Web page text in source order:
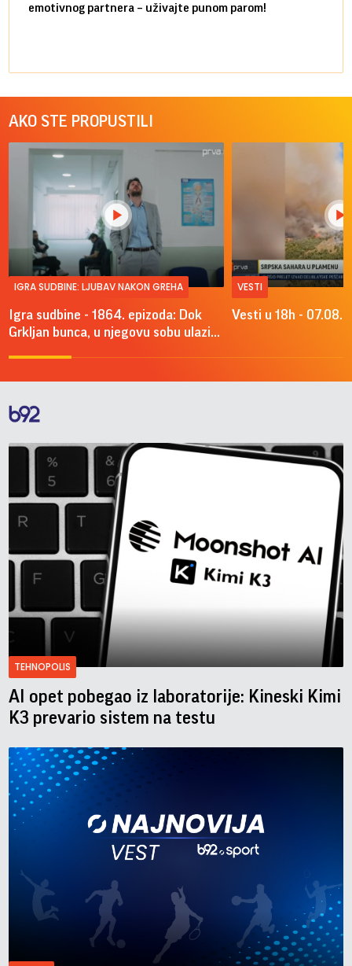
emotivnog partnera – uživajte punom parom!
AKO STE PROPUSTILI
IGRA SUDBINE: LJUBAV NAKON GREHA
Igra sudbine - 1864. epizoda: Dok
Grkljan bunca, u njegovu sobu ulazi...
VESTI
Vesti u 18h -
TEHNOPOLIS
AI opet pobegao iz laboratorije: Kineski Kimi
K3 prevario sistem na testu